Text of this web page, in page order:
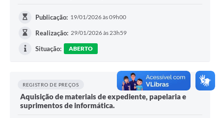
Publicação: 19/01/2026 às 09h00
Realização: 29/01/2026 às 23h59
Situação: ABERTO
REGISTRO DE PREÇOS
Aquisição de materiais de expediente, papelaria e
suprimentos de informática.